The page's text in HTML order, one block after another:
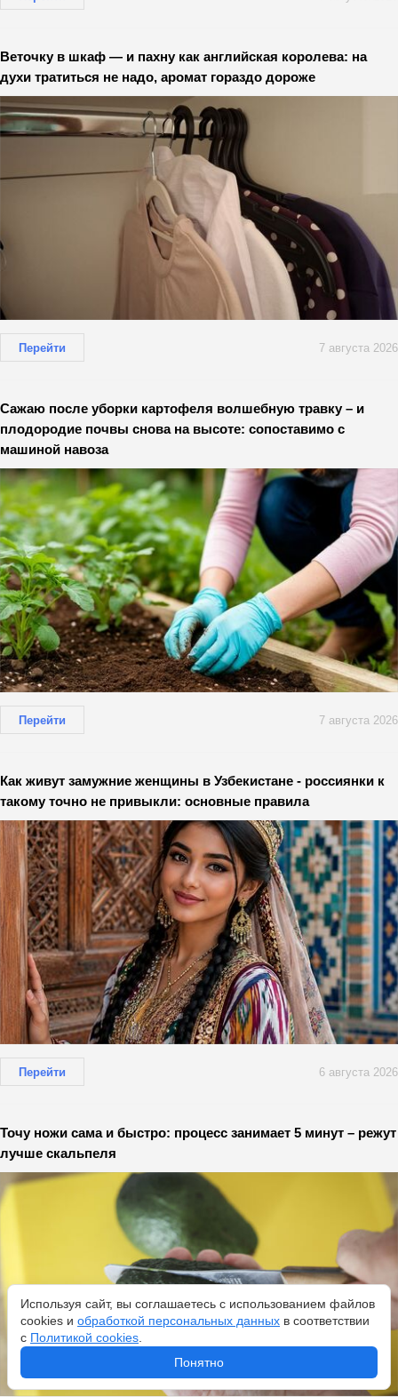
Веточку в шкаф — и пахну как английская королева: на
духи тратиться не надо, аромат гораздо дороже
Перейти 7 августа 2026
Сажаю после уборки картофеля волшебную травку – и
плодородие почвы снова на высоте: сопоставимо с
машиной навоза
Перейти 7 августа 2026
Как живут замужние женщины в Узбекистане - россиянки к
такому точно не привыкли: основные правила
Перейти 6 августа 2026
Точу ножи сама и быстро: процесс занимает 5 минут – режут
лучше скальпеля
Используя сайт, вы соглашаетесь с использованием файлов
cookies и обработкой персональных данных в соответствии
с Политикой cookies
Понятно